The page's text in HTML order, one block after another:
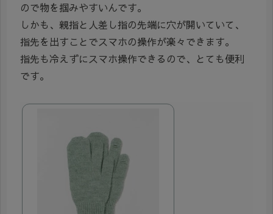
ので物を掴みやすいんです。
しかも、親指と人差し指の先端に穴が開いていて、
指先を出すことでスマホの操作が楽々できます。
指先も冷えずにスマホ操作できるので、とても便利
です。